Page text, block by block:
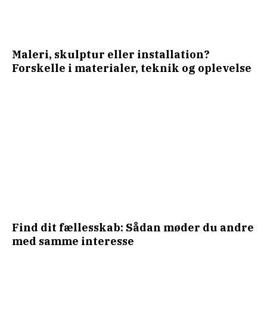
Maleri, skulptur eller installation?
Forskelle i materialer, teknik og oplevelse
Find dit fællesskab: Sådan møder du andre
med samme interesse